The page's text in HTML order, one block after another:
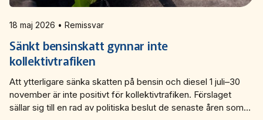
18 maj 2026 • Remissvar
Sänkt bensinskatt gynnar inte
kollektivtrafiken
Att ytterligare sänka skatten på bensin och diesel 1 juli–30
november är inte positivt för kollektivtrafiken. Förslaget
sällar sig till en rad av politiska beslut de senaste åren som